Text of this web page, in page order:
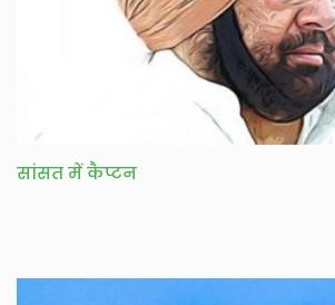
सांसत में कैप्टन